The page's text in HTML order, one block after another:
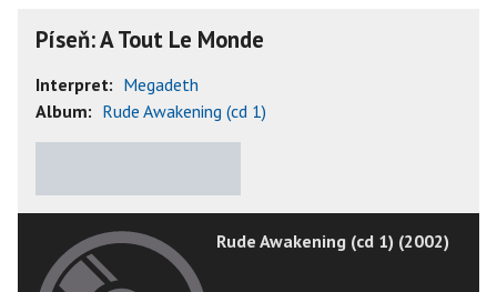
Píseň: A Tout Le Monde
Interpret: Megadeth
Album: Rude Awakening (cd 1)
Rude Awakening (cd 1) (2002)